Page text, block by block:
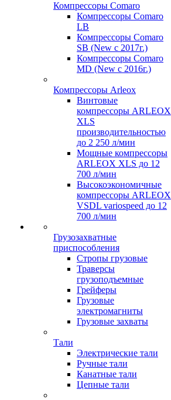
Компрессоры Comaro
Компрессоры Comaro
LB
Компрессоры Comaro
SB (New с 2017г.)
Компрессоры Comaro
MD (New с 2016г.)
Компрессоры Arleox
Винтовые
компрессоры ARLEOX
XLS
производительностью
до 2 250 л/мин
Мощные компрессоры
ARLEOX XLS до 12
700 л/мин
Высокоэкономичные
компрессоры ARLEOX
VSDL variospeed до 12
700 л/мин
Грузозахватные
приспособления
Стропы грузовые
Траверсы
грузоподъемные
Грейферы
Грузовые
электромагниты
Грузовые захваты
Тали
Электрические тали
Ручные тали
Канатные тали
Цепные тали